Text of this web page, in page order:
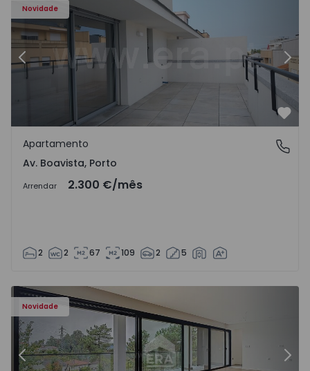
Novidade
Anterior
Av. Boavista, Porto
Apartamento
Av. Boavista, Porto
Arrendar 2.300 €/mês
2 2 67 109 2 5
Novidade
Anterior